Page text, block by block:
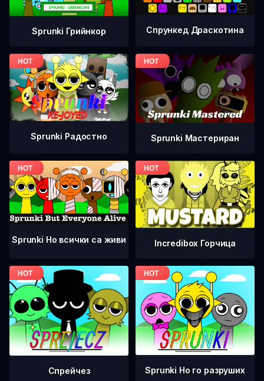
Sprunki Грийнкор Спрункед Драскотина
Sprunki Радостно Sprunki Мастериран
Sprunki Но всички са живи Incredibox Горчица
Спрейчез Sprunki Но го разруших